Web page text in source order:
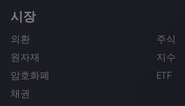
시장
외환
주식
원자재
지수
암호화폐
ETF
채권